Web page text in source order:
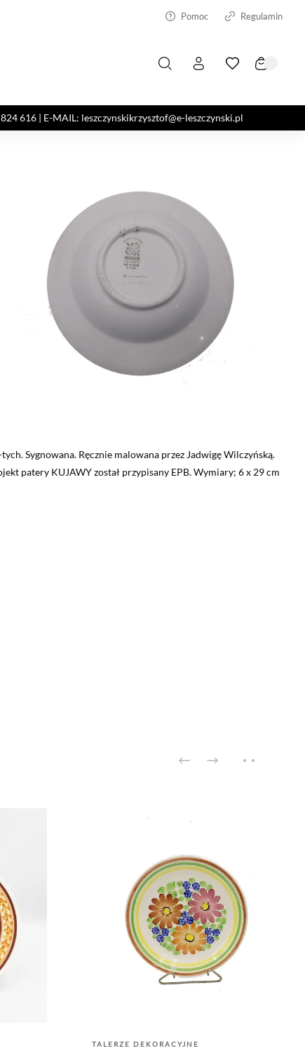
Pomoc Regulamin
616 | E-MAIL: leszczynskikrzysztof@e-leszczynski.pl
Sygnowana. Ręcznie malowana przez Jadwigę Wilczyńską.
patery KUJAWY został przypisany EPB. Wymiary; 6 x 29 cm
TALERZE DEKORACYJNE